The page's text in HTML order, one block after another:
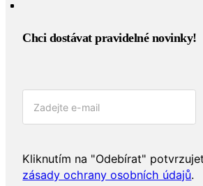
Chci dostávat pravidelné novinky!​
Kliknutím na "Odebírat"
zásady ochrany osobních údajů.